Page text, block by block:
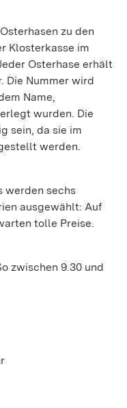
zu den
Klosterkasse im
Osterhase erhält
Die Nummer wird
Name,
wurden. Die
sein, da sie im
werden.
werden sechs
ausgewählt: Auf
tolle Preise.
zwischen 9.30 und